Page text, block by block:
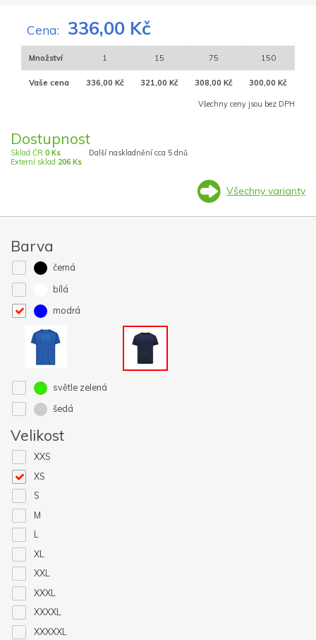
Cena: 336,00 Kč
Množství 1 15 75 150
Vaše cena 336,00 Kč 321,00 Kč 308,00 Kč 300,00 Kč
Všechny ceny jsou bez DPH
Dostupnost
Sklad ČR 0 Ks
Externí sklad 206 Ks
Další naskladnění cca 5 dnů
Všechny varianty
Barva
černá
bílá
modrá
světle zelená
šedá
Velikost
XXS
XS
S
M
L
XL
XXL
XXXL
XXXXL
XXXXXL